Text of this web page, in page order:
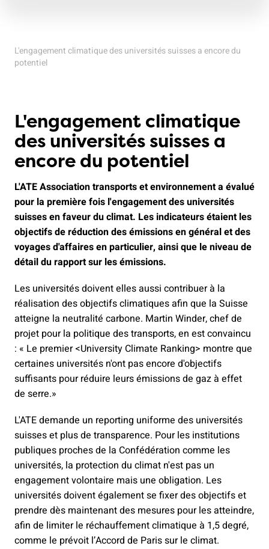
L'engagement climatique des universités suisses a encore du
potentiel
L'engagement climatique
des universités suisses a
encore du potentiel
L'ATE Association transports et environnement a évalué
pour la première fois l'engagement des universités
suisses en faveur du climat. Les indicateurs étaient les
objectifs de réduction des émissions en général et des
voyages d'affaires en particulier, ainsi que le niveau de
détail du rapport sur les émissions.
Les universités doivent elles aussi contribuer à la
réalisation des objectifs climatiques afin que la Suisse
atteigne la neutralité carbone. Martin Winder, chef de
projet pour la politique des transports, en est convaincu
: « Le premier <University Climate Ranking> montre que
certaines universités n'ont pas encore d'objectifs
suffisants pour réduire leurs émissions de gaz à effet
de serre.»
L'ATE demande un reporting uniforme des universités
suisses et plus de transparence. Pour les institutions
publiques proches de la Confédération comme les
universités, la protection du climat n'est pas un
engagement volontaire mais une obligation. Les
universités doivent également se fixer des objectifs et
prendre dès maintenant des mesures pour les atteindre,
afin de limiter le réchauffement climatique à 1,5 degré,
comme le prévoit l’Accord de Paris sur le climat.